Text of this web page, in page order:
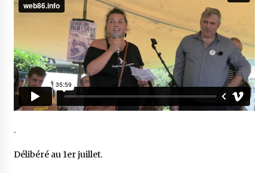
.
Délibéré au 1er juillet.